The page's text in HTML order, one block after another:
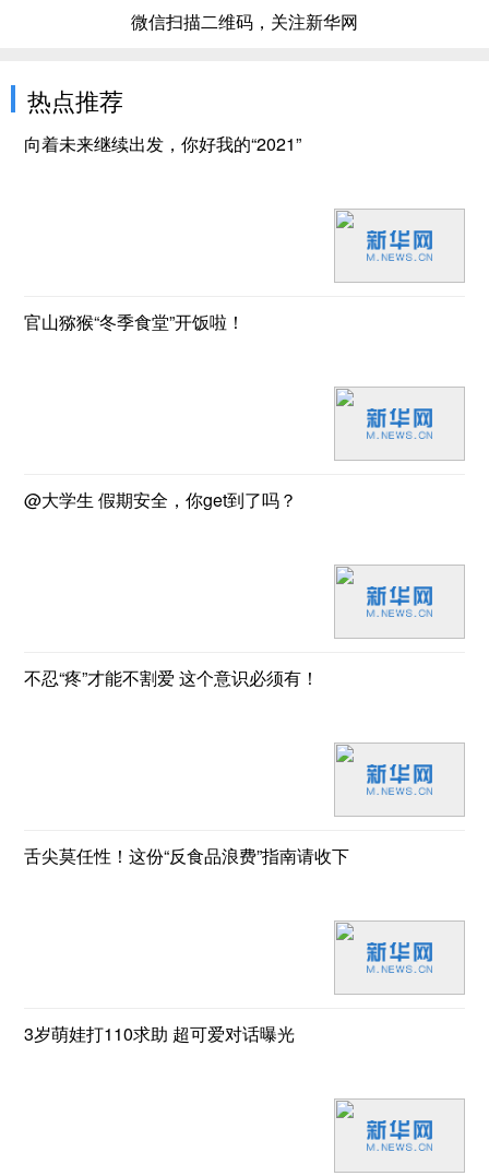
微信扫描二维码，关注新华网
热点推荐
向着未来继续出发，你好我的“2021”
官山猕猴“冬季食堂”开饭啦！
@大学生 假期安全，你get到了吗？
不忍“疼”才能不割爱 这个意识必须有！
舌尖莫任性！这份“反食品浪费”指南请收下
3岁萌娃打110求助 超可爱对话曝光